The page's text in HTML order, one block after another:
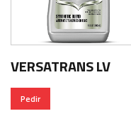
VERSATRANS LV
Pedir